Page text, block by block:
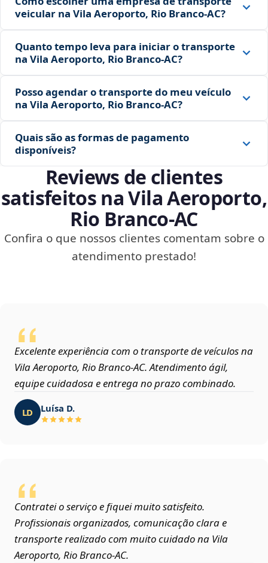
veicular na Vila Aeroporto, Rio Branco‑AC?
Quanto tempo leva para iniciar o transporte
na Vila Aeroporto, Rio Branco‑AC?
Posso agendar o transporte do meu veículo
na Vila Aeroporto, Rio Branco‑AC?
Quais são as formas de pagamento
disponíveis?
Reviews de clientes
satisfeitos na Vila Aeroporto,
Rio Branco‑AC
Confira o que nossos clientes comentam sobre o
atendimento prestado!
Excelente experiência com o transporte de veículos na
Vila Aeroporto, Rio Branco‑AC. Atendimento ágil,
equipe cuidadosa e entrega no prazo combinado.
LD Luísa D.
Contratei o serviço e fiquei muito satisfeito.
Profissionais organizados, comunicação clara e
transporte realizado com muito cuidado na Vila
Aeroporto, Rio Branco‑AC.